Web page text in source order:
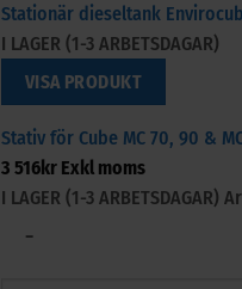
Stationär dieseltank
I LAGER (1-3 ARBETSDAGAR)
VISA PRODUKT
Stativ för Cube MC 70, 90 &
3 516kr Exkl moms
I LAGER (1-3 ARBETSDAGAR)
−